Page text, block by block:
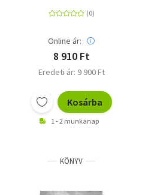
Online ár:
8 910 Ft
Eredeti ár: 9 900 Ft
Kosárba
1 - 2 munkanap
KÖNYV